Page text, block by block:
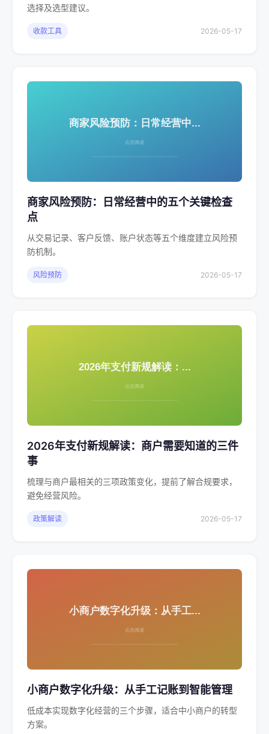
选择及选型建议。
收款工具 2026-05-17
商家风险预防：日常经营中的五个关键检查
点
从交易记录、客户反馈、账户状态等五个维度建立风险预
防机制。
风险预防 2026-05-17
2026年支付新规解读：商户需要知道的三件
事
梳理与商户最相关的三项政策变化，提前了解合规要求，
避免经营风险。
政策解读 2026-05-17
小商户数字化升级：从手工记账到智能管理
低成本实现数字化经营的三个步骤，适合中小商户的转型
方案。